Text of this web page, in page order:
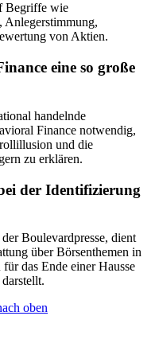
Begriffe wie
Anlegerstimmung,
von Aktien.
eine so große
handelnde
Finance notwendig,
und die
zu erklären.
der Identifizierung
Boulevardpresse, dient
über Börsenthemen in
das Ende einer Hausse
oben